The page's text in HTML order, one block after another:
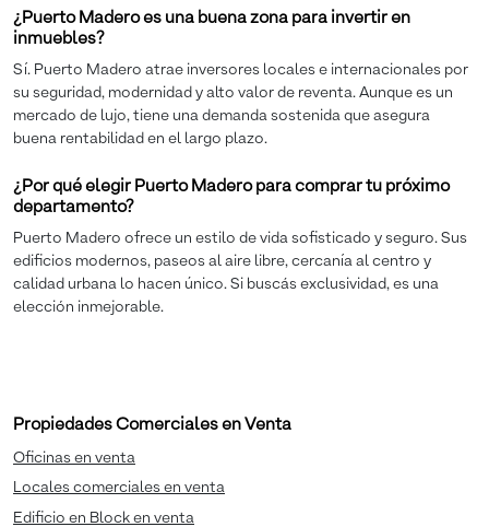
¿Puerto Madero es una buena zona para invertir en
inmuebles?
Sí. Puerto Madero atrae inversores locales e internacionales por
su seguridad, modernidad y alto valor de reventa. Aunque es un
mercado de lujo, tiene una demanda sostenida que asegura
buena rentabilidad en el largo plazo.
¿Por qué elegir Puerto Madero para comprar tu próximo
departamento?
Puerto Madero ofrece un estilo de vida sofisticado y seguro. Sus
edificios modernos, paseos al aire libre, cercanía al centro y
calidad urbana lo hacen único. Si buscás exclusividad, es una
elección inmejorable.
Propiedades Comerciales en Venta
Oficinas en venta
Locales comerciales en venta
Edificio en Block en venta